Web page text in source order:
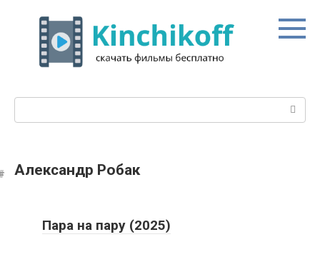
контенту
Александр Робак
Пара на пару (2025)